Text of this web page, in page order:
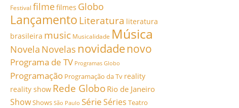
Festival filmefilmes Globo
Lançamento Literatura literatura
brasileira music Musicalidade Música
Novela Novelas novidadenovo
Programa de TV Programas Globo
Programação Programação da Tv reality
reality show Rede Globo Rio de Janeiro
ShowShows São Paulo SérieSéries Teatro